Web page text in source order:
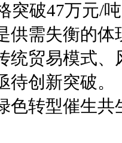
突破47万元/
供需失衡的体
统贸易模式、
待创新突破。
色转型催生共